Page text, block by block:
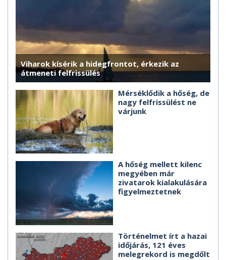
Viharok kísérik a hidegfrontot, érkezik az
átmeneti felfrissülés
Mérséklődik a hőség, de
nagy felfrissülést ne
várjunk
A hőség mellett kilenc
megyében már
zivatarok kialakulására
figyelmeztetnek
Történelmet írt a hazai
időjárás, 121 éves
melegrekord is megdőlt